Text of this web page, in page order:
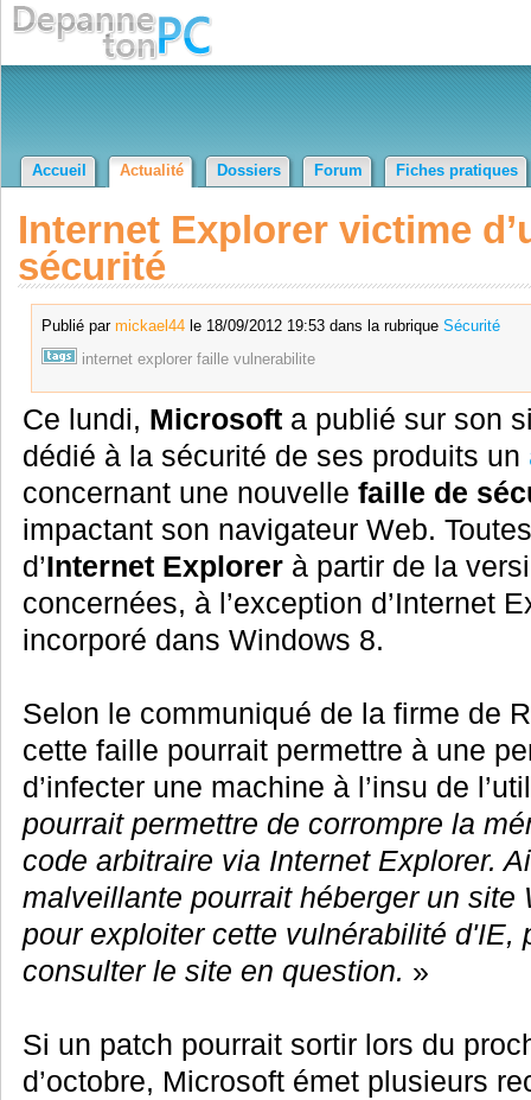
Accueil Actualité Dossiers Forum Fiches pratiques
Internet Explorer victime
sécurité
Publié par mickael44le 18/09/2012 19:53 dans la rubrique Sécurité
internet explorer faille vulnerabilite
Ce lundi, Microsofta publié sur son
dédié à la sécurité de ses produits un
concernant une nouvelle faille de
impactant son navigateur Web.
d’Internet Explorerà partir de la
concernées, à l’exception d’Internet
incorporé dans Windows 8.
Selon le communiqué de la firme de
cette faille pourrait permettre à une
d’infecter une machine à l’insu de
pourrait permettre de corrompre la
code arbitraire via Internet Explorer.
malveillante pourrait héberger un site
pour exploiter cette vulnérabilité d'IE,
consulter le site en question. »
Si un patch pourrait sortir lors du
d’octobre, Microsoft émet plusieurs